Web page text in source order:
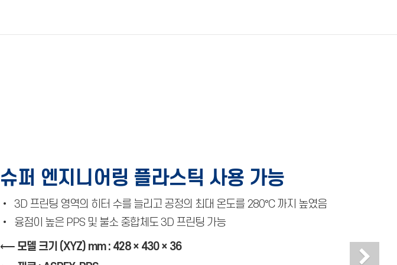
슈퍼 엔지니어링 플라스틱 사용 가능
• 3D 프린팅 영역의 히터 수를 늘리고 공정의 최대 온도를 280°C 까지 높였음
• 융점이 높은 PPS 및 불소 중합체도 3D 프린팅 가능
⟵ 모델 크기 (XYZ) mm : 428 × 430 × 36